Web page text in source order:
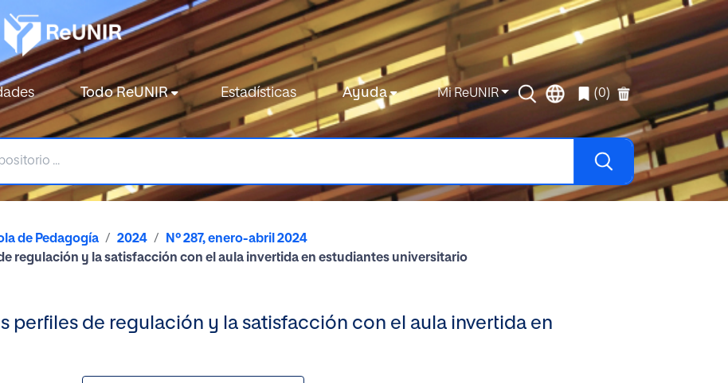
Todo ReUNIR Estadísticas Ayuda Mi ReUNIR (0)
de Pedagogía 2024
Nº 287, enero-abril 2024
regulación y la satisfacción con el aula invertida en estudiantes universitario
perfiles de regulación y la satisfacción con el aula invertida en